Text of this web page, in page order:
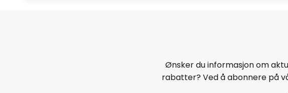
Ønsker du informasjon om
rabatter? Ved å abonnere på